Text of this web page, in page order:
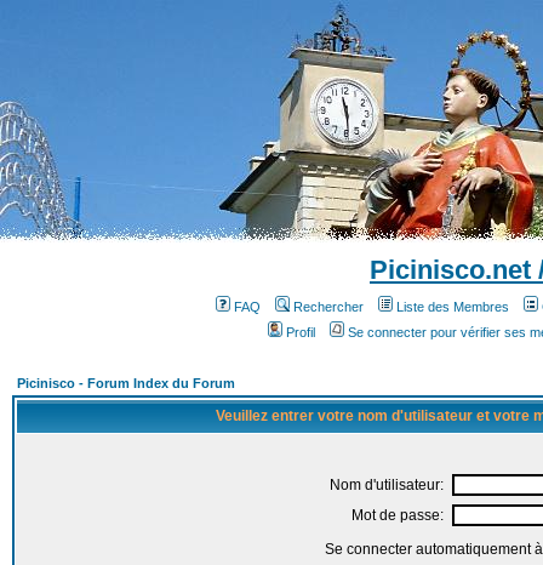
Picinisco.net
FAQ Rechercher Liste des Membres
Profil
Se connecter pour vérifier ses
Picinisco - Forum Index du Forum
Veuillez entrer votre nom d'utilisateur et votre
Nom d'utilisateur:
Mot de passe:
Se connecter automatiquement